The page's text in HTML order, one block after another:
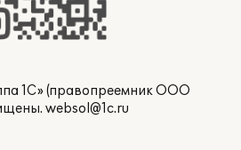
1С» (правопреемник ООО
websol@1c.ru